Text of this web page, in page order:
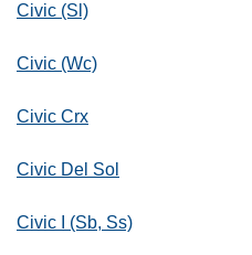
Civic (Sl)
Civic (Wc)
Civic Crx
Civic Del Sol
Civic I (Sb, Ss)